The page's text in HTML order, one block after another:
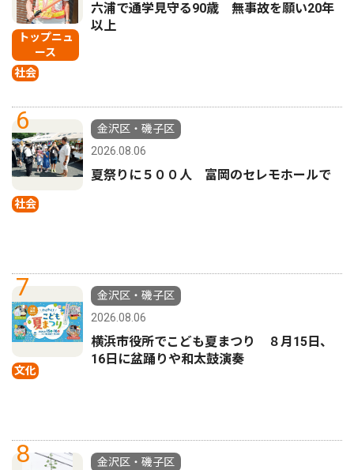
トップニュ
ース
社会
六浦で通学見守る90歳 無事故を願い20年
以上
6
社会
金沢区・磯子区
2026.08.06
夏祭りに５００人 富岡のセレモホールで
7
文化
金沢区・磯子区
2026.08.06
横浜市役所でこども夏まつり ８月15日、
16日に盆踊りや和太鼓演奏
8
金沢区・磯子区